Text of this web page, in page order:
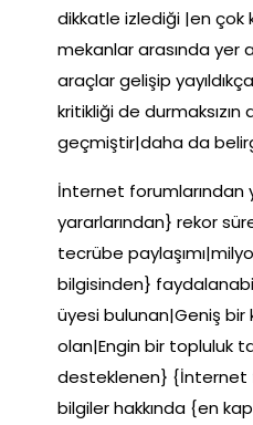
dikkatle izlediği |en çok
mekanlar arasında yer
araçlar gelişip
kritikliği de
geçmiştir|daha da
İnternet forumlarından
yararlarından} rekor
tecrübe
bilgisinden}
üyesi bulunan|Geniş bir
olan|Engin bir topluluk
desteklenen} {İnternet
bilgiler hakkında {en